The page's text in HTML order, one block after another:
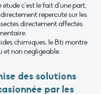
c’est le fait d’une part,
répercuté sur les
directement affectés
chimiques, le Bti montre
et non négligeable.
des solutions
par les